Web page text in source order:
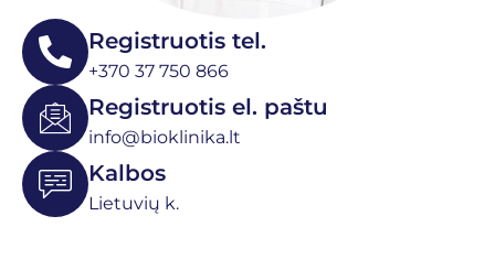
Registruotis tel.
+370 37 750 866
Registruotis el. paštu
info@bioklinika.lt
Kalbos
Lietuvių k.